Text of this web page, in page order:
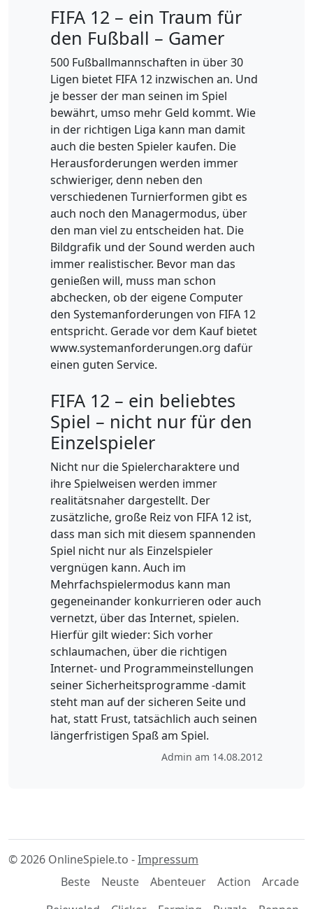
FIFA 12 – ein Traum für
den Fußball – Gamer
500 Fußballmannschaften in über 30
Ligen bietet FIFA 12 inzwischen an. Und
je besser der man seinen im Spiel
bewährt, umso mehr Geld kommt. Wie
in der richtigen Liga kann man damit
auch die besten Spieler kaufen. Die
Herausforderungen werden immer
schwieriger, denn neben den
verschiedenen Turnierformen gibt es
auch noch den Managermodus, über
den man viel zu entscheiden hat. Die
Bildgrafik und der Sound werden auch
immer realistischer. Bevor man das
genießen will, muss man schon
abchecken, ob der eigene Computer
den Systemanforderungen von FIFA 12
entspricht. Gerade vor dem Kauf bietet
www.systemanforderungen.org dafür
einen guten Service.
FIFA 12 – ein beliebtes
Spiel – nicht nur für den
Einzelspieler
Nicht nur die Spielercharaktere und
ihre Spielweisen werden immer
realitätsnaher dargestellt. Der
zusätzliche, große Reiz von FIFA 12 ist,
dass man sich mit diesem spannenden
Spiel nicht nur als Einzelspieler
vergnügen kann. Auch im
Mehrfachspielermodus kann man
gegeneinander konkurrieren oder auch
vernetzt, über das Internet, spielen.
Hierfür gilt wieder: Sich vorher
schlaumachen, über die richtigen
Internet- und Programmeinstellungen
seiner Sicherheitsprogramme -damit
steht man auf der sicheren Seite und
hat, statt Frust, tatsächlich auch seinen
längerfristigen Spaß am Spiel.
Admin am 14.08.2012
© 2026 OnlineSpiele.to -Impressum
Beste
Neuste Abenteuer Action
Arcade